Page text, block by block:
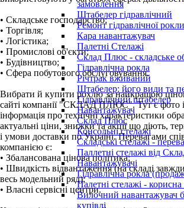
замовлення
Штабелер гідравлічний
Ремонт гідравлічної рокли
Кара навантажувач
Палетні Стелажі
Склад Плюс - складське
Гідравлічна рокла
Річтрак вживаний
Штабелер: його види та
Гідравлічний штабелер
Навантажувач
Склад Плюс
Консольні стелажі
Складські стелажі -
Паллетні стелажі від
Навантажувачі
Гідравлічна рокла
Палетні стелажі -
Вилочний навантажувач
купівлі
• Складське господарство;
• Торгівля;
• Логістика;
• Промислові об'єкти;
• Будівництво;
• Сфера побутового обслуговування.
Вибрати й купити рохлю за найкращою
сайті компанії "СКЛАД ПЛЮС". Тут є фото і
інформація про технічні характеристики
актуальні ціни, знижки та акції що діють,
і умови доставки по Україні. Перевагами
компанією є:
• Збалансована цінова політика;
• Швидкість відвантаження (на складі
весь модельний ряд);
• Власні сервісні центри.